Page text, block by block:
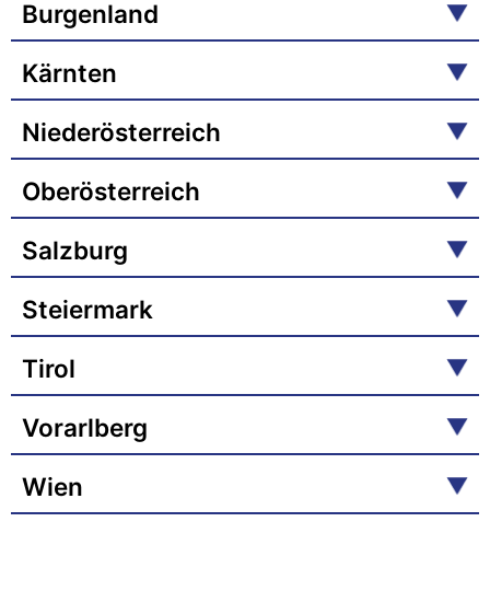
Burgenland
Kärnten
Niederösterreich
Oberösterreich
Salzburg
Steiermark
Tirol
Vorarlberg
Wien